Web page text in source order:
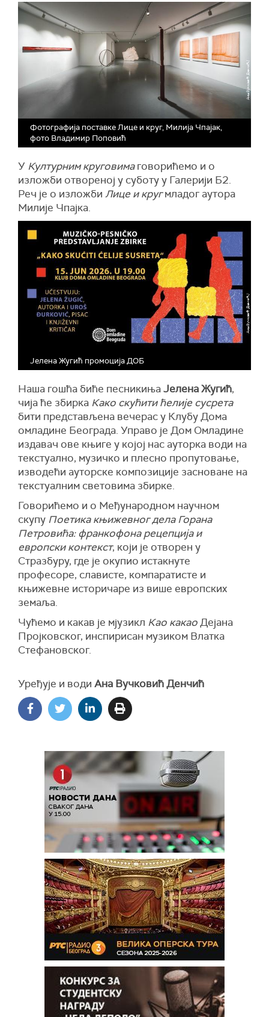
Фотографија поставке Лице и круг, Милија Чпајак,
фото Владимир Поповић
У Културним круговимаговорићемо и о
изложби отвореној у суботу у Галерији Б2.
Реч је о изложби Лице и кругмладог аутора
Милије Чпајка.
Јелена Жугић промоција ДОБ
Наша гошћа биће песникињаЈелена Жугић,
чија ће збирка Како скућити ћелије сусрета
бити представљена вечерас у Клубу Дома
омладине Београда. Управо је Дом Омладине
издавач ове књиге у којој нас ауторка води на
текстуално, музичко и плесно пропутовање,
изводећи ауторске композиције засноване на
текстуалним световима збирке.
Говорићемо и о Међународном научном
скупу Поетика књижевног дела Горана
Петровића: франкофона рецепција и
европски контекст, који је отворен у
Стразбуру, где је окупио истакнуте
професоре, слависте, компаратисте и
књижевне историчаре из више европских
земаља.
Чућемо и какав је мјузикл Као какаоДејана
Пројковског, инспирисан музиком Влатка
Стефановског.
Уређује и води Ана Вучковић Денчић